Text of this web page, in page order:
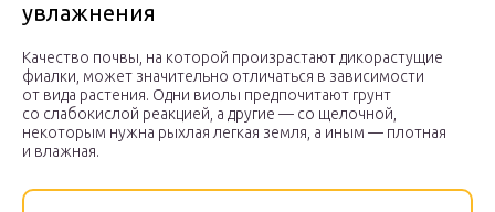
увлажнения
Качество почвы, на которой произрастают дикорастущие
фиалки, может значительно отличаться в зависимости
от вида растения. Одни виолы предпочитают грунт
со слабокислой реакцией, а другие — со щелочной,
некоторым нужна рыхлая легкая земля, а иным — плотная
и влажная.